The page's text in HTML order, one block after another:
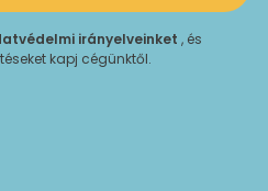
irányelveinket , és
kapj cégünktől.